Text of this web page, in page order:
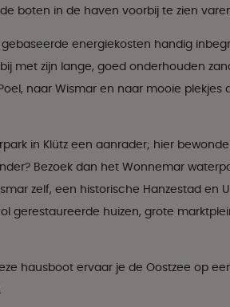
boten in de haven voorbij te zien
energiekosten handig
met zijn lange, goed onderhouden
naar Wismar en naar mooie plekjes
in Klütz een aanrader; hier
Bezoek dan het Wonnemar
zelf, een historische Hanzestad en
gerestaureerde huizen, grote
hausboot ervaar je de Oostzee op